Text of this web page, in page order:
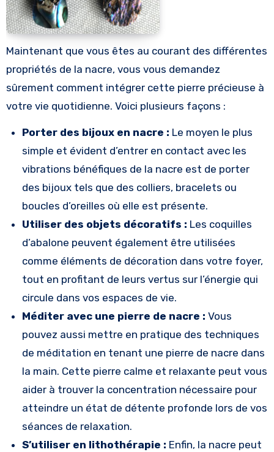
Maintenant que vous êtes au courant des différentes
propriétés de la nacre, vous vous demandez
sûrement comment intégrer cette pierre précieuse à
votre vie quotidienne. Voici plusieurs façons :
Porter des bijoux en nacre : Le moyen le plus
simple et évident d’entrer en contact avec les
vibrations bénéfiques de la nacre est de porter
des bijoux tels que des colliers, bracelets ou
boucles d’oreilles où elle est présente.
Utiliser des objets décoratifs : Les coquilles
d’abalone peuvent également être utilisées
comme éléments de décoration dans votre foyer,
tout en profitant de leurs vertus sur l’énergie qui
circule dans vos espaces de vie.
Méditer avec une pierre de nacre : Vous
pouvez aussi mettre en pratique des techniques
de méditation en tenant une pierre de nacre dans
la main. Cette pierre calme et relaxante peut vous
aider à trouver la concentration nécessaire pour
atteindre un état de détente profonde lors de vos
séances de relaxation.
S’utiliser en lithothérapie : Enfin, la nacre peut